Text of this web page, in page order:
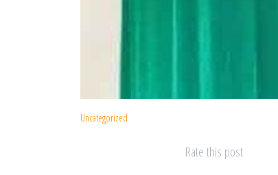
Uncategorized
Rate this post